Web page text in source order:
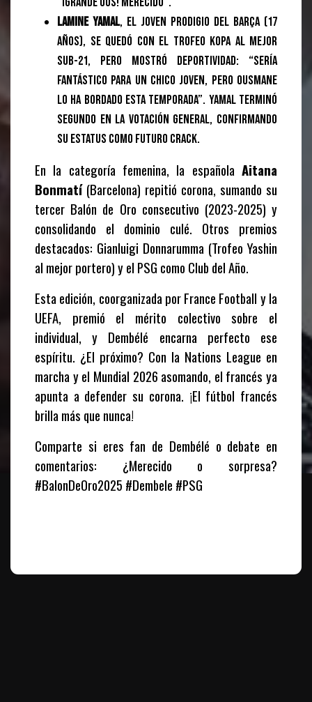
Lamine Yamal, el joven prodigio del Barça (17
años), se quedó con el Trofeo Kopa al mejor
sub-21, pero mostró deportividad: “Sería
fantástico para un chico joven, pero Ousmane
lo ha bordado esta temporada”. Yamal terminó
segundo en la votación general, confirmando
su estatus como futuro crack.
En la categoría femenina, la española Aitana
Bonmatí(Barcelona) repitió corona, sumando su
tercer Balón de Oro consecutivo (2023-2025) y
consolidando el dominio culé. Otros premios
destacados: Gianluigi Donnarumma (Trofeo Yashin
al mejor portero) y el PSG como Club del Año.
Esta edición, coorganizada por France Football y la
UEFA, premió el mérito colectivo sobre el
individual, y Dembélé encarna perfecto ese
espíritu. ¿El próximo? Con la Nations League en
marcha y el Mundial 2026 asomando, el francés ya
apunta a defender su corona. ¡El fútbol francés
brilla más que nunca!
Comparte si eres fan de Dembélé o debate en
comentarios: ¿Merecido o sorpresa?
#BalonDeOro2025 #Dembele #PSG